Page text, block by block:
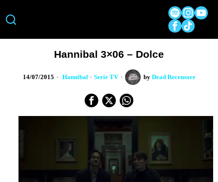
Hannibal 3×06 – Dolce
14/07/2015 Hannibal · Serie TV by Dead Recensore